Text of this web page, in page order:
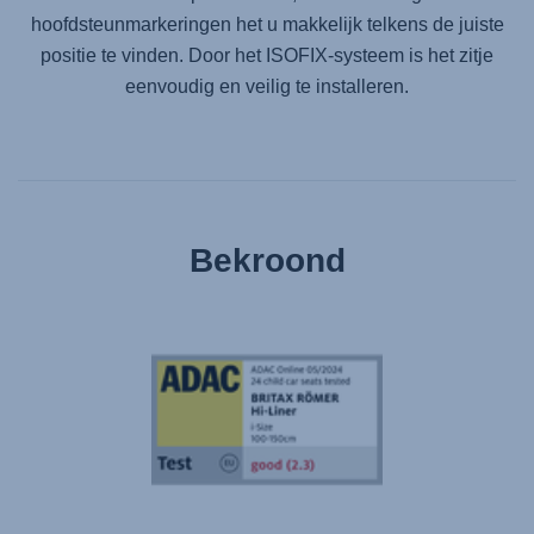
hoofdsteunmarkeringen het u makkelijk telkens de juiste
positie te vinden. Door het ISOFIX-systeem is het zitje
eenvoudig en veilig te installeren.
Bekroond